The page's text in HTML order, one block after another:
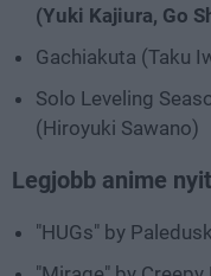
(Yuki Kajiura, Go
Gachiakuta (Taku
Solo Leveling
(Hiroyuki Sawano)
Legjobb anime
"HUGs" by